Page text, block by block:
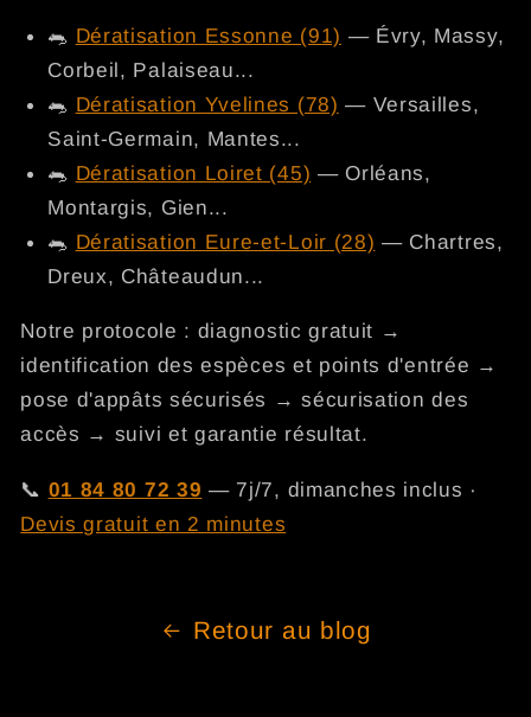
🐀 Dératisation Essonne (91) — Évry, Massy,
Corbeil, Palaiseau...
🐀 Dératisation Yvelines (78) — Versailles,
Saint-Germain, Mantes...
🐀 Dératisation Loiret (45) — Orléans,
Montargis, Gien...
🐀 Dératisation Eure-et-Loir (28) — Chartres,
Dreux, Châteaudun...
Notre protocole : diagnostic gratuit →
identification des espèces et points d'entrée →
pose d'appâts sécurisés → sécurisation des
accès → suivi et garantie résultat.
📞 01 84 80 72 39 — 7j/7, dimanches inclus ·
Devis gratuit en 2 minutes
Retour au blog